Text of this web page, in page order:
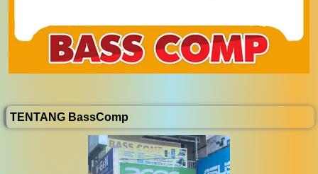
TENTANG BassComp